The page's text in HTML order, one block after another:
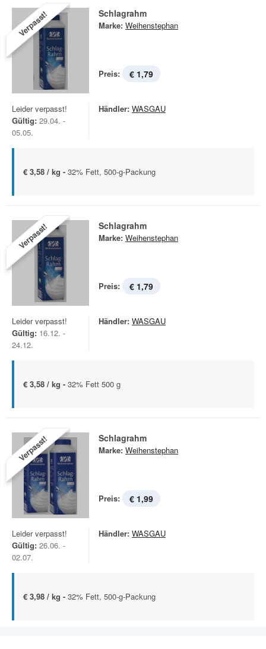
Verpasst! Schlagrahm
Marke: Weihenstephan
Preis: € 1,79
Leider verpasst!
Gültig: 29.04. -
05.05.
Händler: WASGAU
€ 3,58 / kg - 32% Fett, 500-g-Packung
Verpasst! Schlagrahm
Marke: Weihenstephan
Preis: € 1,79
Leider verpasst!
Gültig: 16.12. -
24.12.
Händler: WASGAU
€ 3,58 / kg - 32% Fett 500 g
Verpasst! Schlagrahm
Marke: Weihenstephan
Preis: € 1,99
Leider verpasst!
Gültig: 26.06. -
02.07.
Händler: WASGAU
€ 3,98 / kg - 32% Fett, 500-g-Packung